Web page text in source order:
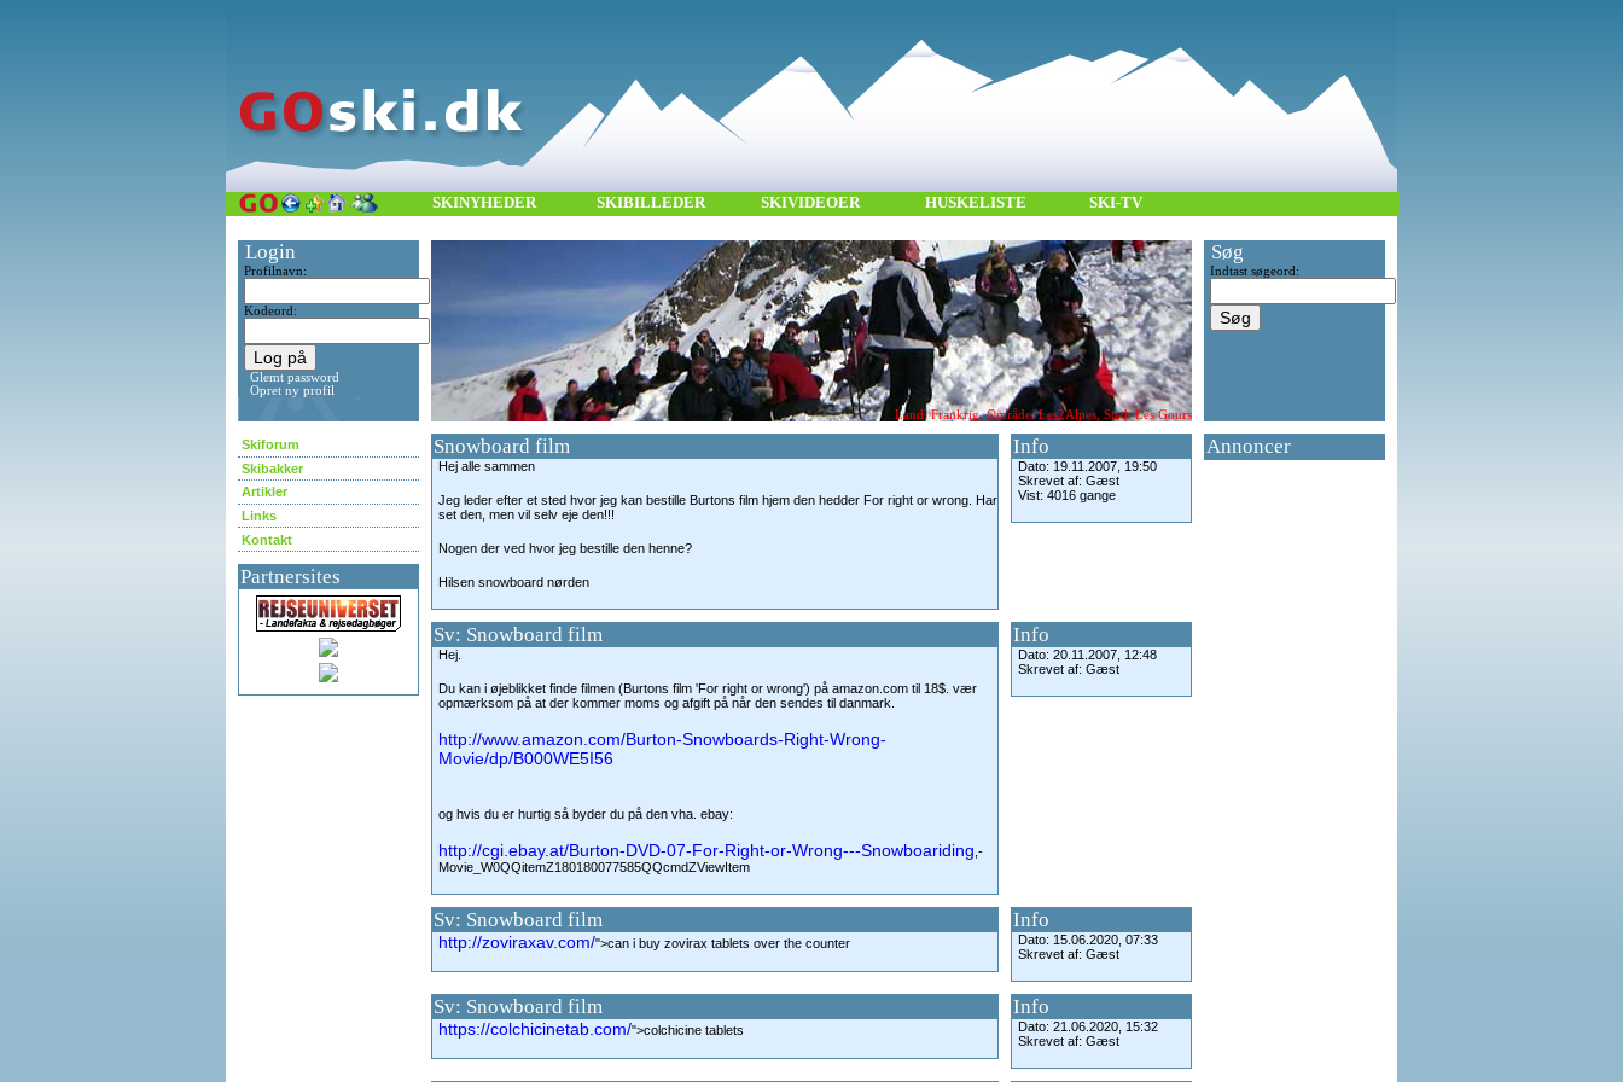
SKINYHEDER SKIBILLEDER SKIVIDEOER HUSKELISTE SKI-TV
Login
Profilnavn:
Kodeord:
Glemt password
Opret ny profil
Skiforum
Skibakker
Artikler
Links
Kontakt
Partnersites
Land: Frankrig, Område: Les2Alpes, Sted: Les Gours
Snowboard film
Hej alle sammen
Jeg leder efter et sted hvor jeg kan bestille Burtons film hjem den hedder For right or wrong. Har
set den, men vil selv eje den!!!
Nogen der ved hvor jeg bestille den henne?
Hilsen snowboard nørden
Info
Dato: 19.11.2007, 19:50
Skrevet af: Gæst
Vist: 4016 gange
Sv: Snowboard film
Hej.
Du kan i øjeblikket finde filmen (Burtons film 'For right or wrong') på amazon.com til 18$. vær
opmærksom på at der kommer moms og afgift på når den sendes til danmark.
http://www.amazon.com/Burton-Snowboards-Right-Wrong-
Movie/dp/B000WE5I56
og hvis du er hurtig så byder du på den vha. ebay:
http://cgi.ebay.at/Burton-DVD-07-For-Right-or-Wrong---Snowboariding ,-
Movie_W0QQitemZ180180077585QQcmdZViewItem
Info
Dato: 20.11.2007, 12:48
Skrevet af: Gæst
Sv: Snowboard film
http://zoviraxav.com/">can i buy zovirax tablets over the counter
Info
Dato: 15.06.2020, 07:33
Skrevet af: Gæst
Sv: Snowboard film
https://colchicinetab.com/">colchicine tablets
Info
Dato: 21.06.2020, 15:32
Skrevet af: Gæst
Søg
Indtast søgeord:
Annoncer